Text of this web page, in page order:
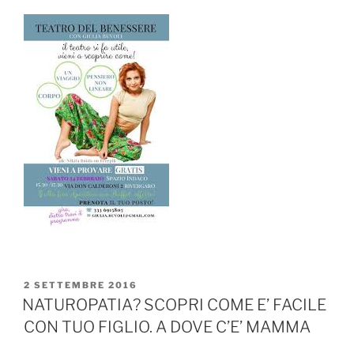
PUBBLICATO
IL
2 SETTEMBRE 2016
NATUROPATIA? SCOPRI COME E’ FACILE
CON TUO FIGLIO. A DOVE C’E’ MAMMA